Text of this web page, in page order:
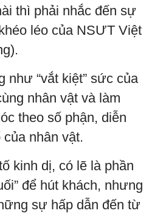
thì phải nhắc đến sự
léo của NSƯT Việt
như “vắt kiệt” sức của
nhân vật và làm
theo số phận, diễn
của nhân vật.
kinh dị, có lẽ là phần
để hút khách, nhưng
sự hấp dẫn đến từ